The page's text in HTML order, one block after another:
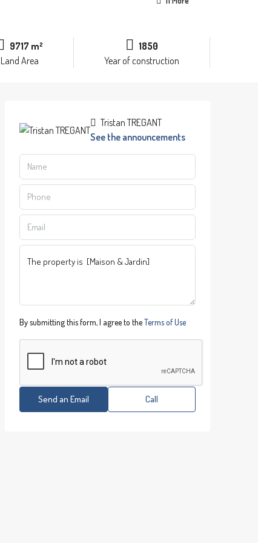
9717 m²
Land Area
1850
Year of construction
Tristan TREGANT
See the announcements
By submitting this form, I agree to theTerms of Use
Send an Email Call